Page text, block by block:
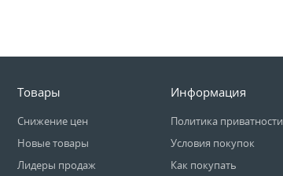
Товары
Снижение цен
Новые товары
Лидеры продаж
Информация
Политика приватности
Условия покупок
Как покупать